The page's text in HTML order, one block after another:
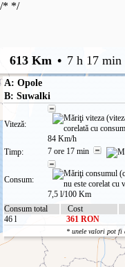
/* */
613 Km • 7 h 17 min
A: Opole
B: Suwalki
Viteză:
84 Km/h
Timp:
7 ore 17 min
Consum:
7,5 l/100 Km
Consum total
Cost
46 l
361 RON
* unele valori pot fi